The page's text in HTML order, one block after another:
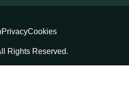
PrivacyCookies
Rights Reserved.